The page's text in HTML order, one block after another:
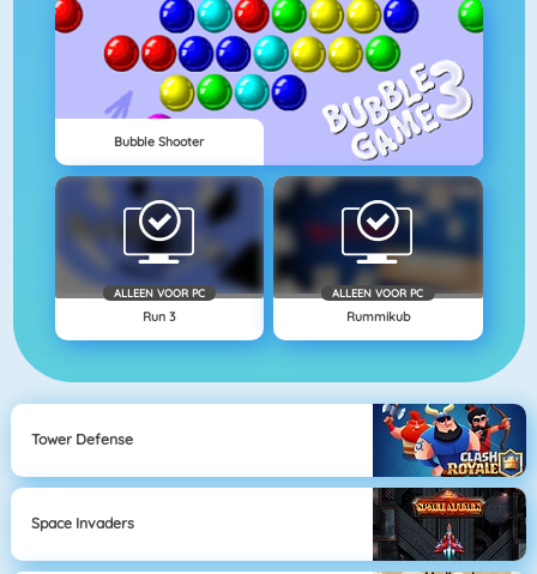
Bubble Shooter
ALLEEN VOOR PC
Run 3
ALLEEN VOOR PC
Rummikub
Tower Defense
Space Invaders